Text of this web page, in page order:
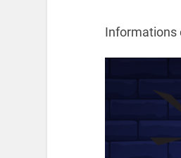
Informations